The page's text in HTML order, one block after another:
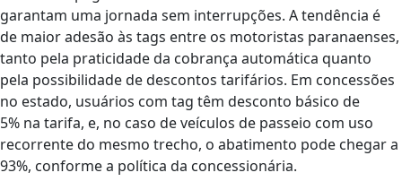
garantam uma jornada sem interrupções. A tendência é
de maior adesão às tags entre os motoristas paranaenses,
tanto pela praticidade da cobrança automática quanto
pela possibilidade de descontos tarifários. Em concessões
no estado, usuários com tag têm desconto básico de
5% na tarifa, e, no caso de veículos de passeio com uso
recorrente do mesmo trecho, o abatimento pode chegar a
93%, conforme a política da concessionária.